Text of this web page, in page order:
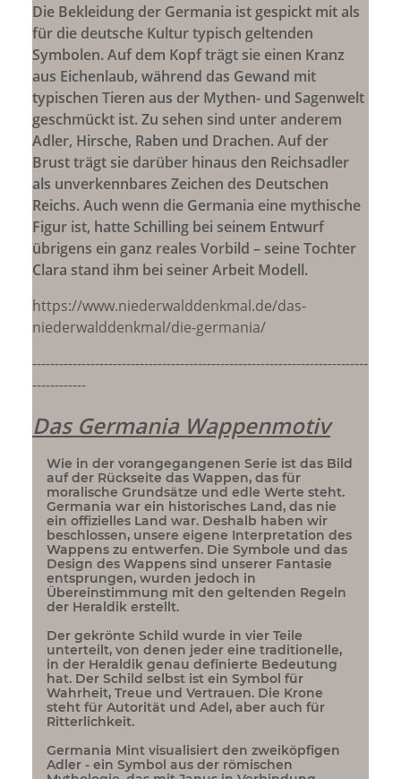
Die Bekleidung der Germania ist gespickt mit als
für die deutsche Kultur typisch geltenden
Symbolen. Auf dem Kopf trägt sie einen Kranz
aus Eichenlaub, während das Gewand mit
typischen Tieren aus der Mythen- und Sagenwelt
geschmückt ist. Zu sehen sind unter anderem
Adler, Hirsche, Raben und Drachen. Auf der
Brust trägt sie darüber hinaus den Reichsadler
als unverkennbares Zeichen des Deutschen
Reichs. Auch wenn die Germania eine mythische
Figur ist, hatte Schilling bei seinem Entwurf
übrigens ein ganz reales Vorbild – seine Tochter
Clara stand ihm bei seiner Arbeit Modell.
https://www.niederwalddenkmal.de/das-
niederwalddenkmal/die-germania/
---------------------------------------------------------------------------
------------
Das Germania Wappenmotiv
Wie in der vorangegangenen Serie ist das Bild
auf der Rückseite das Wappen, das für
moralische Grundsätze und edle Werte steht.
Germania war ein historisches Land, das nie
ein offizielles Land war. Deshalb haben wir
beschlossen, unsere eigene Interpretation des
Wappens zu entwerfen. Die Symbole und das
Design des Wappens sind unserer Fantasie
entsprungen, wurden jedoch in
Übereinstimmung mit den geltenden Regeln
der Heraldik erstellt.
Der gekrönte Schild wurde in vier Teile
unterteilt, von denen jeder eine traditionelle,
in der Heraldik genau definierte Bedeutung
hat. Der Schild selbst ist ein Symbol für
Wahrheit, Treue und Vertrauen. Die Krone
steht für Autorität und Adel, aber auch für
Ritterlichkeit.
Germania Mint visualisiert den zweiköpfigen
Adler - ein Symbol aus der römischen